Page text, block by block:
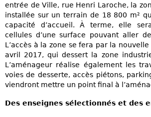
entrée de Ville, rue Henri Laroche, la
installée sur un terrain de 18 800 m²
capacité d’accueil. À terme, elle
cellules d’une surface pouvant aller
L’accès à la zone se fera par la
avril 2017, qui dessert la zone
L’aménageur réalise également les
voies de desserte, accès piétons,
viendront mettre un point final à
Des enseignes sélectionnés et des